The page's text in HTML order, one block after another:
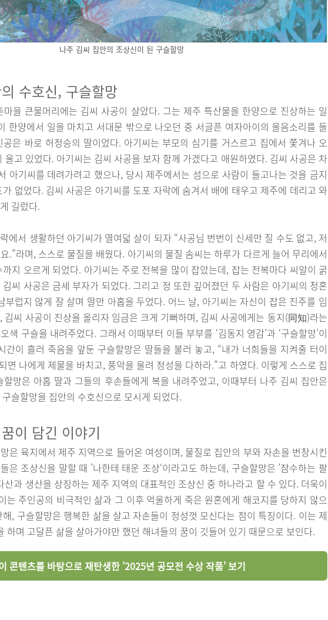
나주 김씨 집안의 조상신이 된 구슬할망
수호신, 구슬할망
을 큰물머리에는 김씨 사공이 살았다. 그는 제주 특산물을 한양으로 진상하는 일
한양에서 일을 마치고 서대문 밖으로 나오던 중 서글픈 여자아이의 울음소리를 들
은 바로 허정승의 딸이었다. 아기씨는 부모의 심기를 거스르고 집에서 쫓겨나 오
울고 있었다. 아기씨는 김씨 사공을 보자 함께 가겠다고 애원하였다. 김씨 사공은 차
아기씨를 데려가려고 했으나, 당시 제주에서는 섬으로 사람이 들고나는 것을 금지
없었다. 김씨 사공은 아기씨를 도포 자락에 숨겨서 배에 태우고 제주에 데리고 와
길렀다.
에서 생활하던 아기씨가 열여덟 살이 되자 “사공님 번번이 신세만 질 수도 없고, 저
.”라며, 스스로 물질을 배웠다. 아기씨의 물질 솜씨는 하루가 다르게 늘어 무리에서
지 오르게 되었다. 아기씨는 주로 전복을 많이 잡았는데, 잡는 전복마다 씨알이 굵
씨 사공은 금세 부자가 되었다. 그리고 정 또한 깊어졌던 두 사람은 아기씨의 청혼
부럽지 않게 잘 살며 딸만 아홉을 두었다. 어느 날, 아기씨는 자신이 잡은 진주를 임
김씨 사공이 진상을 올리자 임금은 크게 기뻐하며, 김씨 사공에게는 동지(同知)라는
색 구슬을 내려주었다. 그래서 이때부터 이들 부부를 ‘김동지 영감’과 ‘구슬할망’이
간이 흘러 죽음을 앞둔 구슬할망은 딸들을 불러 놓고, “내가 너희들을 지켜줄 터이
면 나에게 제물을 바치고, 풍악을 울려 정성을 다하라.”고 하였다. 이렇게 스스로 집
할망은 아홉 딸과 그들의 후손들에게 복을 내려주었고, 이때부터 나주 김씨 집안은
슬할망을 집안의 수호신으로 모시게 되었다.
이 담긴 이야기
은 육지에서 제주 지역으로 들어온 여성이며, 물질로 집안의 부와 자손을 번창시킨
은 조상신을 말할 때 ’나한테 태운 조상‘이라고도 하는데, 구슬할망은 ’잠수하는 팔
산과 생산을 상징하는 제주 지역의 대표적인 조상신 중 하나라고 할 수 있다. 더욱이
는 주인공의 비극적인 삶과 그 이후 억울하게 죽은 원혼에게 해코지를 당하지 않으
, 구슬할망은 행복한 삶을 살고 자손들이 정성껏 모신다는 점이 특징이다. 이는 제
하며 고달픈 삶을 살아가야만 했던 해녀들의 꿈이 깃들어 있기 때문으로 보인다.
콘텐츠를 바탕으로 재탄생한 '2025년 공모전 수상 작품' 보기